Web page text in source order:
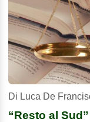
Di Luca De
“Resto al